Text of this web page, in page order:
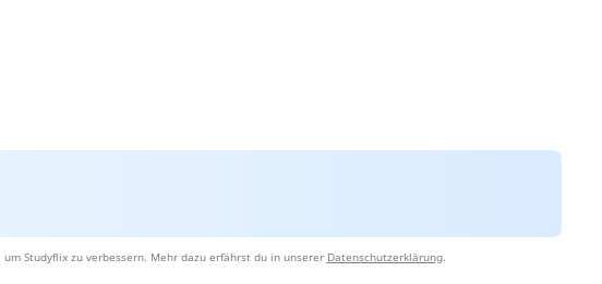
Studyflix zu verbessern. Mehr dazu erfährst du in unserer Datenschutzerklärung.